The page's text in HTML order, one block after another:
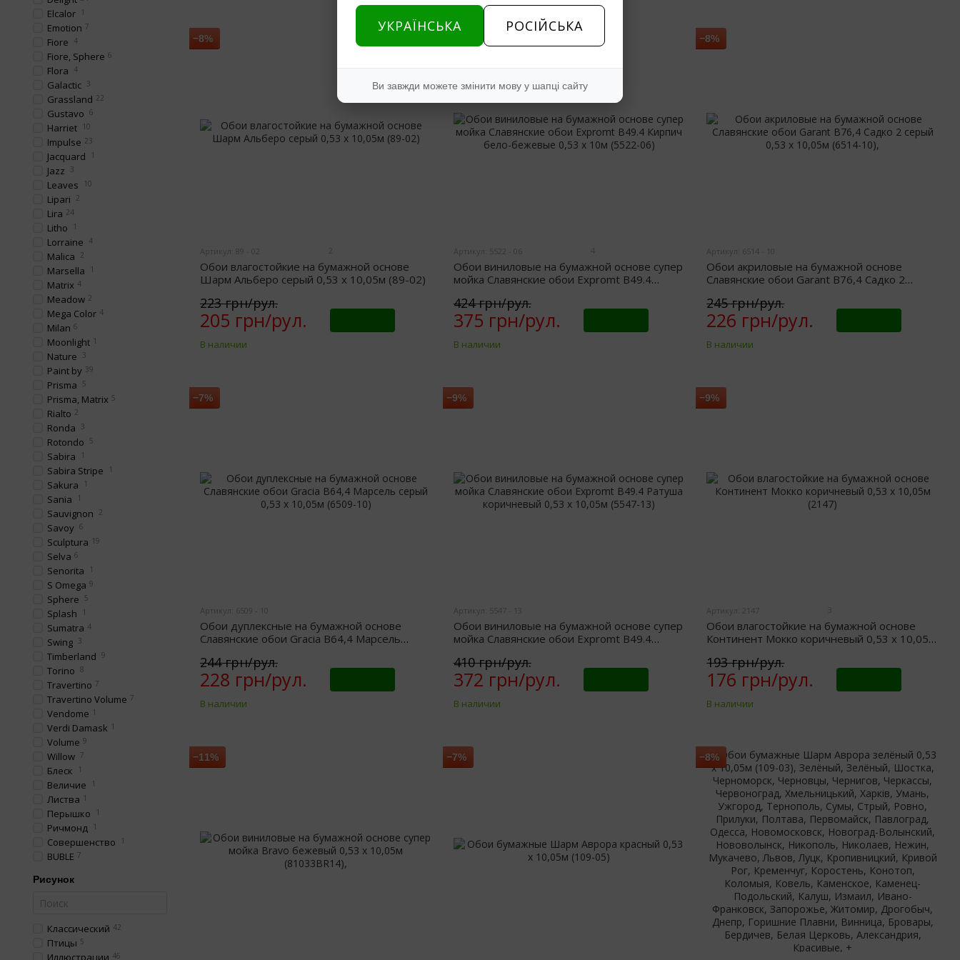
−8%
Артикул: 89 - 02
Обои влагостойкие на бумажной основе
Шарм Альберо серый 0,53 х 10,05м (89-02)
223 грн/рул.
205 грн/рул.
В наличии
Артикул: 5522 - 06 4
Обои виниловые на бумажной основе супер
мойка Славянские обои Expromt B49.4
424 грн/рул.
375 грн/рул.
В наличии
−8%
Артикул: 6514 - 10
Обои акриловые на бумажной основе
Славянские обои Garant B76,4 Садко 2
245 грн/рул.
226 грн/рул.
В наличии
−7%
Артикул: 6509 - 10
Обои дуплексные на бумажной основе
Славянские обои Gracia B64,4 Марсель
244 грн/рул.
228 грн/рул.
В наличии
−9%
Артикул: 5547 - 13
Обои виниловые на бумажной основе супер
мойка Славянские обои Expromt B49.4
410 грн/рул.
372 грн/рул.
В наличии
−9%
Артикул: 2147
Обои влагостойкие на бумажной основе
Континент Мокко коричневый 0,53 х 10,05м
193 грн/рул.
176 грн/рул.
В наличии
−11% −7% −8%
Elcalor 1
Emotion 7
Fiore 4
Fiore, Sphere 6
Flora 4
Galactic 3
Grassland 22
Gustavo 6
Harriet 10
Impulse 23
Jacquard 1
Jazz 3
Leaves 10
Lipari 2
Lira 24
Litho 1
Lorraine 4
Malica 2
Marsella 1
Matrix 4
Meadow 2
Mega Color 4
Milan 6
Moonlight 1
Nature 3
Paint by 39
Prisma 5
Prisma, Matrix 5
Rialto 2
Ronda 3
Rotondo 5
Sabira 1
Sabira Stripe 1
Sakura 1
Sania 1
Sauvignon 2
Savoy 6
Sculptura 19
Selva 6
Senorita 1
S Omega 9
Sphere 5
Splash 1
Sumatra 4
Swing 3
Timberland 9
Torino 8
Travertino 7
Travertino Volume 7
Vendome 1
Verdi Damask 1
Volume 9
Willow 7
Блеск 1
Величие 1
Листва 1
Перышко 1
Ричмонд 1
Совершенство 1
BUBLE 7
Рисунок
Классический 42
Птицы 5
Иллюстрации 46
УКРАЇНСЬКА РОСІЙСЬКА
Ви завжди можете змінити мову у шапці сайту